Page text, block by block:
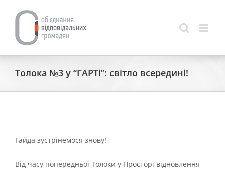
content
Толока №3 у “ГАРТі”: світло всередині!
Гайда зустрінемося знову!
Від часу попередньої Толоки у Просторі відновлення